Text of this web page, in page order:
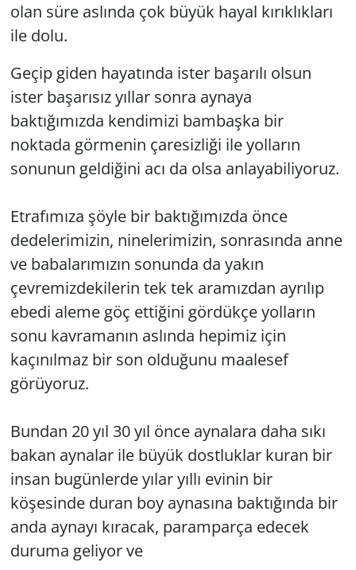
olan süre aslında çok büyük hayal kırıklıkları
ile dolu.
Geçip giden hayatında ister başarılı olsun
ister başarısız yıllar sonra aynaya
baktığımızda kendimizi bambaşka bir
noktada görmenin çaresizliği ile yolların
sonunun geldiğini acı da olsa anlayabiliyoruz.
Etrafımıza şöyle bir baktığımızda önce
dedelerimizin, ninelerimizin, sonrasında anne
ve babalarımızın sonunda da yakın
çevremizdekilerin tek tek aramızdan ayrılıp
ebedi aleme göç ettiğini gördükçe yolların
sonu kavramanın aslında hepimiz için
kaçınılmaz bir son olduğunu maalesef
görüyoruz.
Bundan 20 yıl 30 yıl önce aynalara daha sıkı
bakan aynalar ile büyük dostluklar kuran bir
insan bugünlerde yılar yıllı evinin bir
köşesinde duran boy aynasına baktığında bir
anda aynayı kıracak, paramparça edecek
duruma geliyor ve